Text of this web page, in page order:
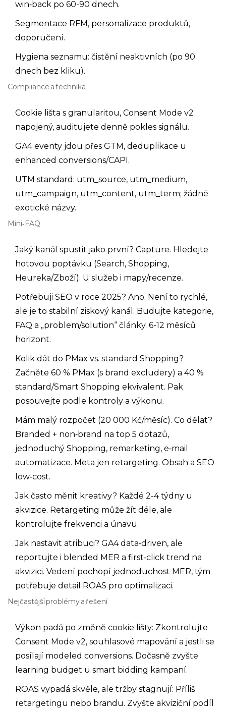
win‑back po 60-90 dnech.
Segmentace RFM, personalizace produktů,
doporučení.
Hygiena seznamu: čistění neaktivních (po 90
dnech bez kliku).
Compliance a technika
Cookie lišta s granularitou, Consent Mode v2
napojený, auditujete denně pokles signálu.
GA4 eventy jdou přes GTM, deduplikace u
enhanced conversions/CAPI.
UTM standard: utm_source, utm_medium,
utm_campaign, utm_content, utm_term; žádné
exotické názvy.
Mini‑FAQ
Jaký kanál spustit jako první? Capture. Hledejte
hotovou poptávku (Search, Shopping,
Heureka/Zboží). U služeb i mapy/recenze.
Potřebuji SEO v roce 2025? Ano. Není to rychlé,
ale je to stabilní ziskový kanál. Budujte kategorie,
FAQ a „problem/solution“ články. 6-12 měsíců
horizont.
Kolik dát do PMax vs. standard Shopping?
Začněte 60 % PMax (s brand excludery) a 40 %
standard/Smart Shopping ekvivalent. Pak
posouvejte podle kontroly a výkonu.
Mám malý rozpočet (20 000 Kč/měsíc). Co dělat?
Branded + non‑brand na top 5 dotazů,
jednoduchý Shopping, remarketing, e‑mail
automatizace. Meta jen retargeting. Obsah a SEO
low‑cost.
Jak často měnit kreativy? Každé 2-4 týdny u
akvizice. Retargeting může žít déle, ale
kontrolujte frekvenci a únavu.
Jak nastavit atribuci? GA4 data‑driven, ale
reportujte i blended MER a first‑click trend na
akvizici. Vedení pochopí jednoduchost MER, tým
potřebuje detail ROAS pro optimalizaci.
Nejčastější problémy a řešení
Výkon padá po změně cookie lišty: Zkontrolujte
Consent Mode v2, souhlasové mapování a jestli se
posílají modeled conversions. Dočasně zvyšte
learning budget u smart bidding kampaní.
ROAS vypadá skvěle, ale tržby stagnují: Příliš
retargetingu nebo brandu. Zvyšte akviziční podíl